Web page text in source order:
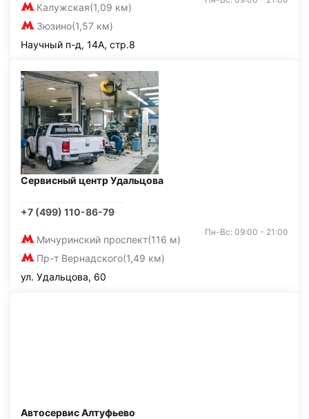
Калужская(1,09 км)
Зюзино(1,57 км)
Научный п-д, 14А, стр.8
Сервисный центр Удальцова
+7 (499) 110-86-79
Мичуринский проспект(116 м)
Пр-т Вернадского(1,49 км)
Пн-Вс: 09:00 - 21:00
ул. Удальцова, 60
Автосервис Алтуфьево